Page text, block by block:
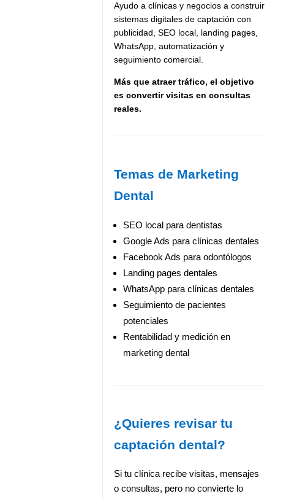
Ayudo a clínicas y negocios a construir
sistemas digitales de captación con
publicidad, SEO local, landing pages,
WhatsApp, automatización y
seguimiento comercial.
Más que atraer tráfico, el objetivo
es convertir visitas en consultas
reales.
Temas de Marketing
Dental
SEO local para dentistas
Google Ads para clínicas dentales
Facebook Ads para odontólogos
Landing pages dentales
WhatsApp para clínicas dentales
Seguimiento de pacientes
potenciales
Rentabilidad y medición en
marketing dental
¿Quieres revisar tu
captación dental?
Si tu clínica recibe visitas, mensajes
o consultas, pero no convierte lo